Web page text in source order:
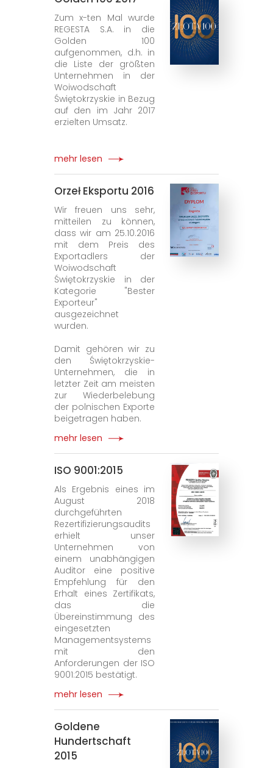
Zum x-ten Mal wurde
REGESTA S.A. in die
Golden 100
aufgenommen, d.h. in
die Liste der größten
Unternehmen in der
Woiwodschaft
Świętokrzyskie in Bezug
auf den im Jahr 2017
erzielten Umsatz.
mehr lesen
Orzeł Eksportu 2016
Wir freuen uns sehr,
mitteilen zu können,
dass wir am 25.10.2016
mit dem Preis des
Exportadlers der
Woiwodschaft
Świętokrzyskie in der
Kategorie "Bester
Exporteur"
ausgezeichnet
wurden.
Damit gehören wir zu
den Świętokrzyskie-
Unternehmen, die in
letzter Zeit am meisten
zur Wiederbelebung
der polnischen Exporte
beigetragen haben.
mehr lesen
ISO 9001:2015
Als Ergebnis eines im
August 2018
durchgeführten
Rezertifizierungsaudits
erhielt unser
Unternehmen von
einem unabhängigen
Auditor eine positive
Empfehlung für den
Erhalt eines Zertifikats,
das die
Übereinstimmung des
eingesetzten
Managementsystems
mit den
Anforderungen der ISO
9001:2015 bestätigt.
mehr lesen
Goldene
Hundertschaft
2015